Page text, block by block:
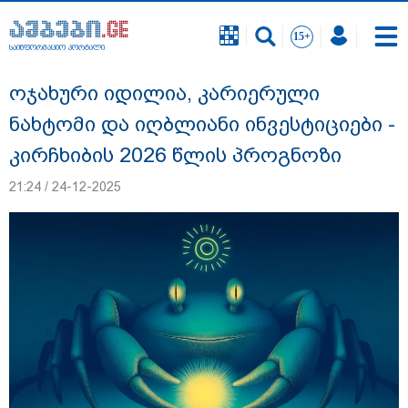
საინფორმაციო პორტალი
რა შემთხვევაში გათავისუფლდება
მოსწავლე სასკოლო ფორმის ტარებისგან
- განათლების მინისტრის განმარტება
საინფორმაციო პორტალი
ოჯახური იდილია, კარიერული
ნახტომი და იღბლიანი ინვესტიციები -
კირჩხიბის 2026 წლის პროგნოზი
21:24 / 24-12-2025